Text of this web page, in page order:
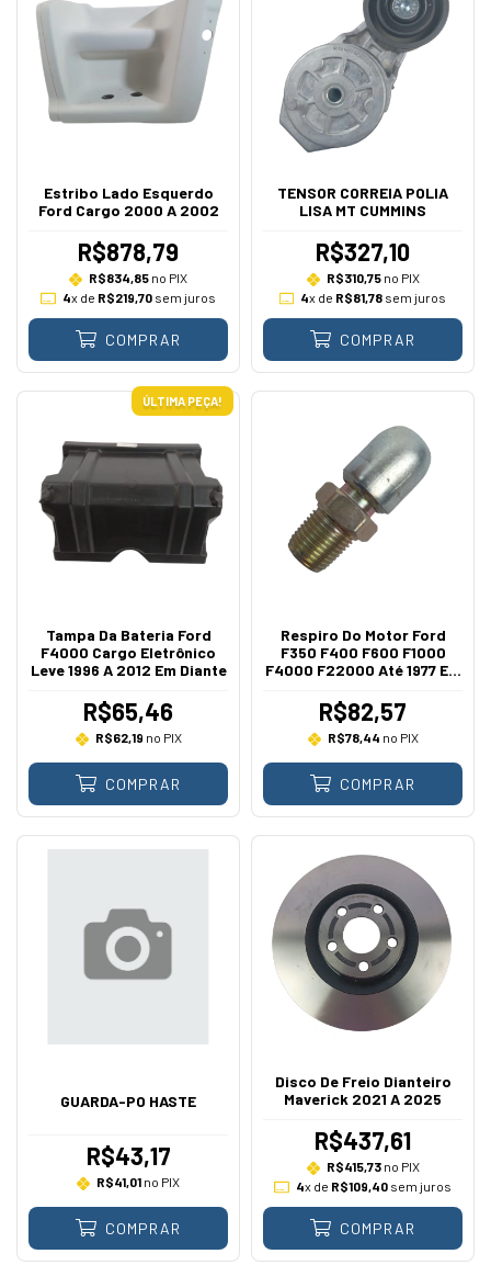
Estribo Lado Esquerdo
Ford Cargo 2000 A 2002
R$878,79
R$834,85 no PIX
4x de R$219,70sem juros
COMPRAR
TENSOR CORREIA POLIA
LISA MT CUMMINS
R$327,10
R$310,75no PIX
4x de R$81,78 sem juros
COMPRAR
ÚLTIMA PEÇA!
Tampa Da Bateria Ford
F4000 Cargo Eletrônico
Leve 1996 A 2012 Em Diante
R$65,46
R$62,19 no PIX
COMPRAR
Respiro Do Motor Ford
F350 F400 F600 F1000
F4000 F22000 Até 1977 Em
R$82,57
R$78,44 no PIX
COMPRAR
GUARDA-PO HASTE
R$43,17
R$41,01 no PIX
COMPRAR
Disco De Freio Dianteiro
Maverick 2021 A 2025
R$437,61
R$415,73no PIX
4x de R$109,40sem juros
COMPRAR